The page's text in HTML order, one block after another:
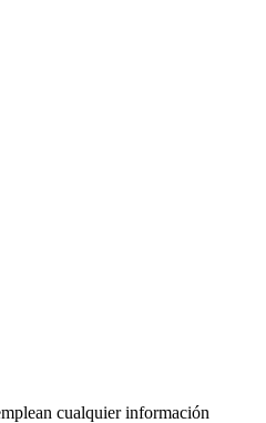
cualquier información